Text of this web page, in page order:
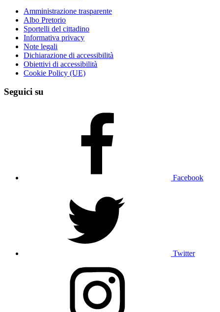
Amministrazione trasparente
Albo Pretorio
Sportelli del cittadino
Informativa privacy
Note legali
Dichiarazione di accessibilità
Obiettivi di accessibilità
Cookie Policy (UE)
Seguici su
Facebook
Twitter